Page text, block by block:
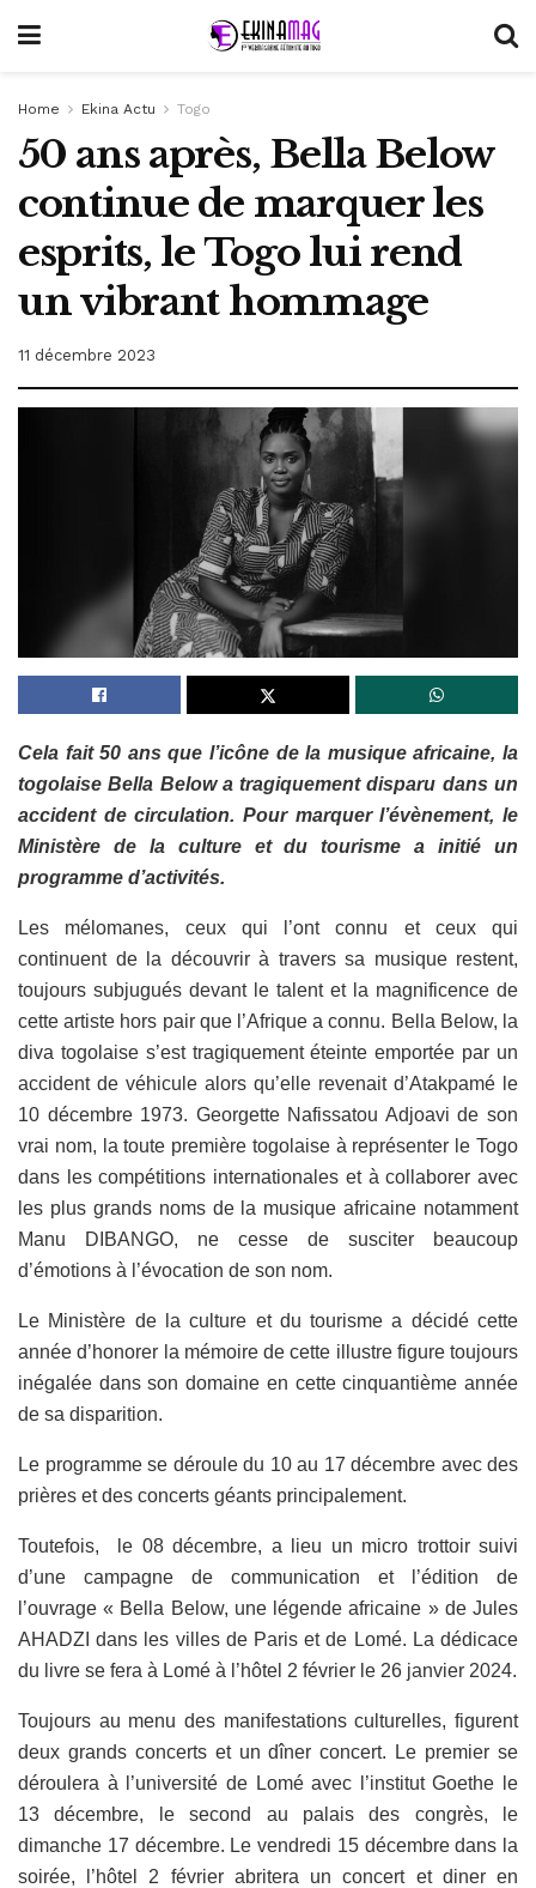
Home Ekina Actu Togo
50 ans après, Bella Below
continue de marquer les
esprits, le Togo lui rend
un vibrant hommage
11 décembre 2023
Cela fait 50 ans que l’icône de la musique africaine, la
togolaise Bella Below a tragiquement disparu dans un
accident de circulation. Pour marquer l’évènement, le
Ministère de la culture et du tourisme a initié un
programme d’activités.
Les mélomanes, ceux qui l’ont connu et ceux qui
continuent de la découvrir à travers sa musique restent,
toujours subjugués devant le talent et la magnificence de
cette artiste hors pair que l’Afrique a connu. Bella Below, la
diva togolaise s’est tragiquement éteinte emportée par un
accident de véhicule alors qu’elle revenait d’Atakpamé le
10 décembre 1973. Georgette Nafissatou Adjoavi de son
vrai nom, la toute première togolaise à représenter le Togo
dans les compétitions internationales et à collaborer avec
les plus grands noms de la musique africaine notamment
Manu DIBANGO, ne cesse de susciter beaucoup
d’émotions à l’évocation de son nom.
Le Ministère de la culture et du tourisme a décidé cette
année d’honorer la mémoire de cette illustre figure toujours
inégalée dans son domaine en cette cinquantième année
de sa disparition.
Le programme se déroule du 10 au 17 décembre avec des
prières et des concerts géants principalement.
Toutefois, le 08 décembre, a lieu un micro trottoir suivi
d’une campagne de communication et l’édition de
l’ouvrage « Bella Below, une légende africaine » de Jules
AHADZI dans les villes de Paris et de Lomé. La dédicace
du livre se fera à Lomé à l’hôtel 2 février le 26 janvier 2024.
Toujours au menu des manifestations culturelles, figurent
deux grands concerts et un dîner concert. Le premier se
déroulera à l’université de Lomé avec l’institut Goethe le
13 décembre, le second au palais des congrès, le
dimanche 17 décembre. Le vendredi 15 décembre dans la
soirée, l’hôtel 2 février abritera un concert et diner en